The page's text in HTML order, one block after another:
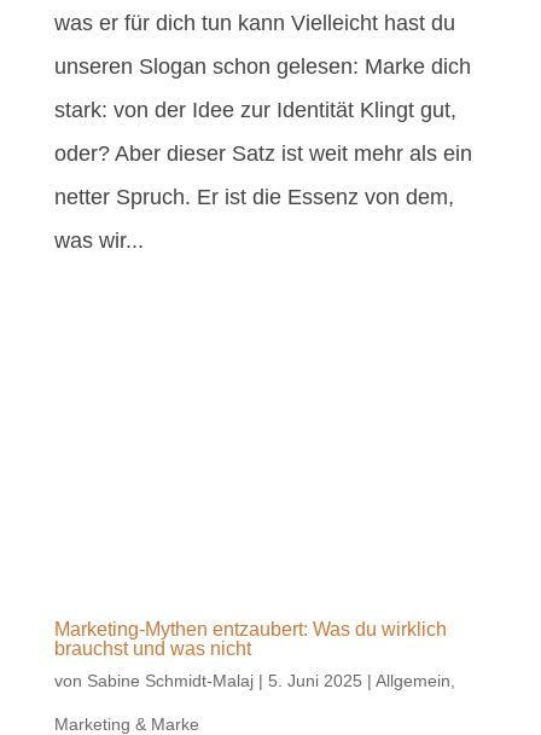
was er für dich tun kann Vielleicht hast du
unseren Slogan schon gelesen: Marke dich
stark: von der Idee zur Identität Klingt gut,
oder? Aber dieser Satz ist weit mehr als ein
netter Spruch. Er ist die Essenz von dem,
was wir...
Marketing-Mythen entzaubert: Was du wirklich
brauchst und was nicht
von Sabine Schmidt-Malaj| 5. Juni 2025 | Allgemein
Marketing & Marke